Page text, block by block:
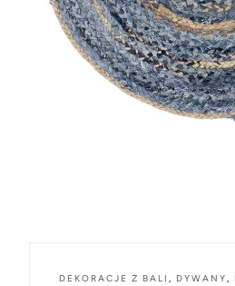
DEKORACJE Z BALI , DYWANY,